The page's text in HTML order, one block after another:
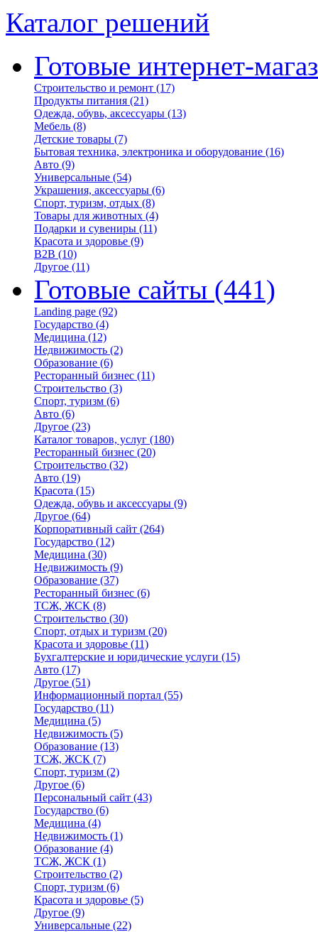
Каталог решений
Готовые интернет-
Строительство и ремонт (17)
Продукты питания (21)
Одежда, обувь, аксессуары (13)
Мебель (8)
Детские товары (7)
Бытовая техника, электроника и оборудование (16)
Авто (9)
Универсальные (54)
Украшения, аксессуары (6)
Спорт, туризм, отдых (8)
Товары для животных (4)
Подарки и сувениры (11)
Красота и здоровье (9)
B2B (10)
Другое (11)
Готовые сайты (441)
Landing page (92)
Государство (4)
Медицина (12)
Недвижимость (2)
Образование (6)
Ресторанный бизнес (11)
Строительство (3)
Спорт, туризм (6)
Авто (6)
Другое (23)
Каталог товаров, услуг (180)
Ресторанный бизнес (20)
Строительство (32)
Авто (19)
Красота (15)
Одежда, обувь и аксессуары (9)
Другое (64)
Корпоративный сайт (264)
Государство (12)
Медицина (30)
Недвижимость (9)
Образование (37)
Ресторанный бизнес (6)
ТСЖ, ЖСК (8)
Строительство (30)
Спорт, отдых и туризм (20)
Красота и здоровье (11)
Бухгалтерские и юридические услуги (15)
Авто (17)
Другое (51)
Информационный портал (55)
Государство (11)
Медицина (5)
Недвижимость (5)
Образование (13)
ТСЖ, ЖСК (7)
Спорт, туризм (2)
Другое (6)
Персональный сайт (43)
Государство (6)
Медицина (4)
Недвижимость (1)
Образование (4)
ТСЖ, ЖСК (1)
Строительство (2)
Спорт, туризм (6)
Красота и здоровье (5)
Другое (9)
Универсальные (22)